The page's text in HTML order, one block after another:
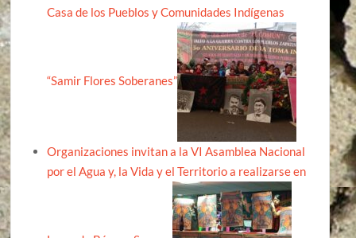
Casa de los Pueblos y Comunidades Indígenas
“Samir Flores Soberanes”
Organizaciones invitan a la VI Asamblea Nacional
por el Agua y, la Vida y el Territorio a realizarse en